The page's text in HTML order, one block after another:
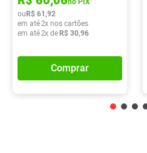
no PIX
ou R$ 61 ,92
em até2x nos cartões
em até2x de R$ 30,96
Comprar